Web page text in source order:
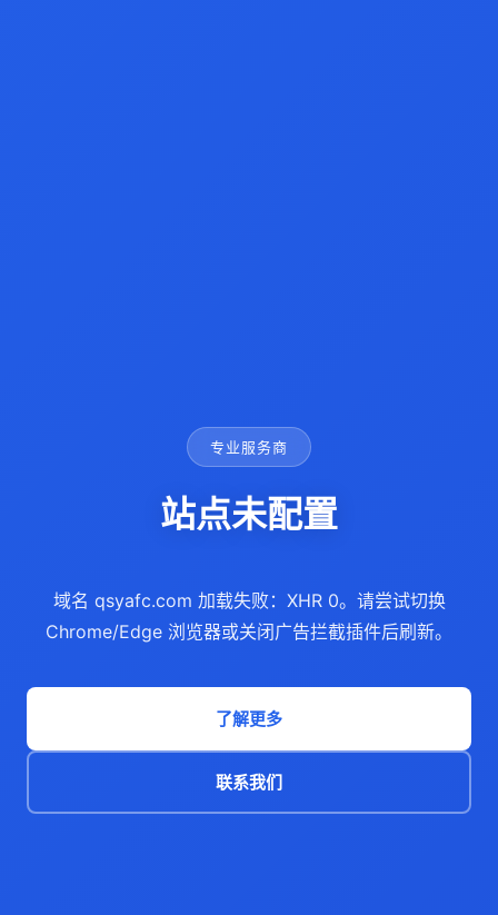
专业服务商
站点未配置
域名 qsyafc.com 加载失败：XHR 0。请尝试切换
Chrome/Edge 浏览器或关闭广告拦截插件后刷新。
了解更多
联系我们